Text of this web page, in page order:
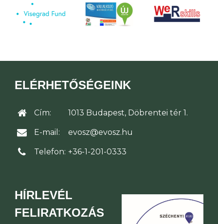
ELÉRHETŐSÉGEINK
Cím: 1013 Budapest, Döbrentei tér 1.
E-mail: evosz@evosz.hu
Telefon: +36-1-201-0333
HÍRLEVÉL
FELIRATKOZÁS